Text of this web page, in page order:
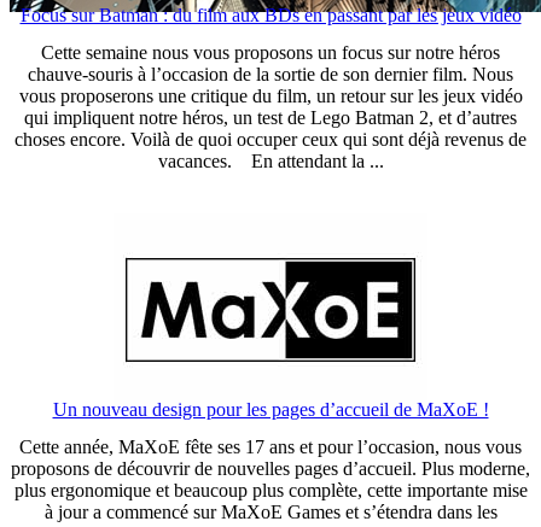
Focus sur Batman : du film aux BDs en passant par les jeux vidéo
Cette semaine nous vous proposons un focus sur notre héros
chauve-souris à l’occasion de la sortie de son dernier film. Nous
vous proposerons une critique du film, un retour sur les jeux vidéo
qui impliquent notre héros, un test de Lego Batman 2, et d’autres
choses encore. Voilà de quoi occuper ceux qui sont déjà revenus de
vacances. En attendant la ...
Un nouveau design pour les pages d’accueil de MaXoE !
Cette année, MaXoE fête ses 17 ans et pour l’occasion, nous vous
proposons de découvrir de nouvelles pages d’accueil. Plus moderne,
plus ergonomique et beaucoup plus complète, cette importante mise
à jour a commencé sur MaXoE Games et s’étendra dans les